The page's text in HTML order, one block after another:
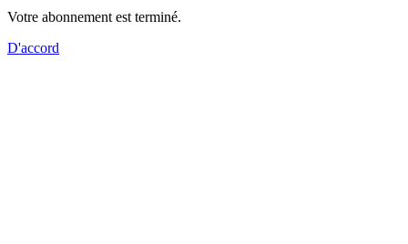
Votre abonnement est terminé.
D'accord